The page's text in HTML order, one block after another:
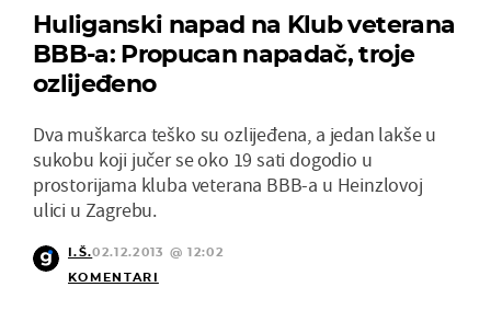
Huliganski napad na Klub veterana
BBB-a: Propucan napadač, troje
ozlijeđeno
Dva muškarca teško su ozlijeđena, a jedan lakše u
sukobu koji jučer se oko 19 sati dogodio u
prostorijama kluba veterana BBB-a u Heinzlovoj
ulici u Zagrebu.
I.Š.02.12.2013 @ 12:02
KOMENTARI